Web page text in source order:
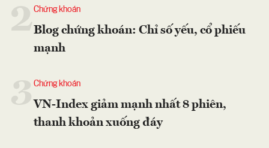
2Chứng khoán
Blog chứng khoán: Chỉ số yếu, cổ phiếu
mạnh
Chứng khoán
VN-Index giảm mạnh nhất 8 phiên,
thanh khoản xuống đáy